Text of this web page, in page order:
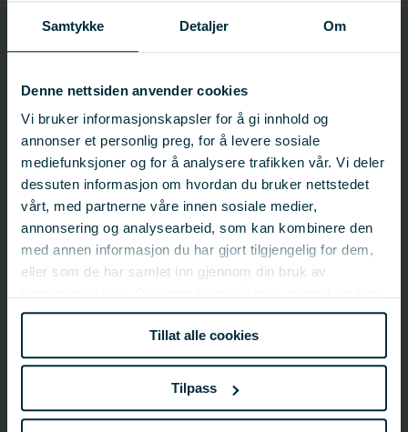
Samtykke Detaljer Om
Denne nettsiden anvender cookies
Vi bruker informasjonskapsler for å gi innhold og
annonser et personlig preg, for å levere sosiale
mediefunksjoner og for å analysere trafikken vår. Vi deler
dessuten informasjon om hvordan du bruker nettstedet
vårt, med partnerne våre innen sosiale medier,
annonsering og analysearbeid, som kan kombinere den
med annen informasjon du har gjort tilgjengelig for dem,
eller som de har samlet inn gjennom din bruk av
informasjonskapsler ved å bruke nettstedet vårt.
Tillat alle cookies
Tilpass
901645
Prosjektinformasjon
Prosjektnummer: 901645
Status:Avsluttet
Startdato: 04.06.2020
Sluttdato: 17.06.2023
Fagfelt:Villfisk; Industri, konvensjonell
FHF-ansvarlig
Fagsjef – Industri - Ålesund